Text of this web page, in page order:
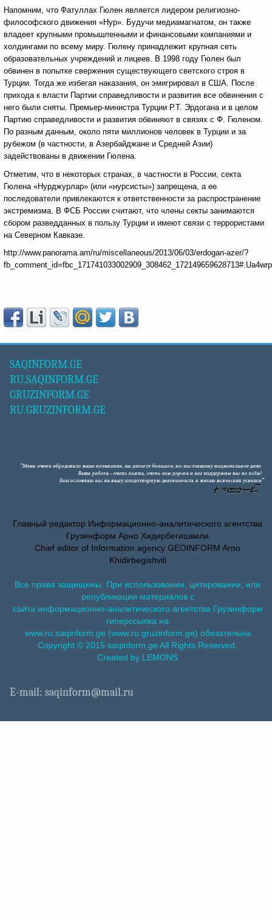
Напомним, что Фатуллах Гюлен является лидером религиозно-
философского движения «Нур». Будучи медиамагнатом, он также
владеет крупными промышленными и финансовыми компаниями и
холдингами по всему миру. Гюлену принадлежит крупная сеть
образовательных учреждений и лицеев. В 1998 году Гюлен был
обвинен в попытке свержения существующего светского строя в
Турции. Тогда же избегая наказания, он эмигрировал в США. После
прихода к власти Партии справедливости и развития все обвинения с
него были сняты. Премьер-министра Турции Р.Т. Эрдогана и в целом
Партию справедливости и развития обвиняют в связях с Ф. Гюленом.
По разным данным, около пяти миллионов человек в Турции и за
рубежом (в частности, в Азербайджане и Средней Азии)
задействованы в движении Гюлена.
Отметим, что в некоторых странах, в частности в России, секта
Гюлена «Нурджурлар» (или «нурсисты») запрещена, а ее
последователи привлекаются к ответственности за распространение
экстремизма. В ФСБ России считают, что члены секты занимаются
сбором разведданных в пользу Турции и имеют связи с террористами
на Северном Кавказе.
http://www.panorama.am/ru/miscellaneous/2013/06/03/erdogan-azer/?
SAQINFORM.GE
RU.SAQINFORM.GE
GRUZINFORM.GE
RU.GRUZINFORM.GE
Главный редактор Информационно-аналитического агентства
Грузинформ Арно Хидирбегишвили
Chief editor of Information agency GEOINFORM Arno
Khidirbegishvili
Все права защищены. При использовании, цитировании, или
републикации материалов с
сайта информационно-аналитического агентства Грузинформ
гиперссылка на
www.ru.saqinform.ge (www.ru.gruzinform.ge) обязательна.
Copyright © 2015 saqinform.ge All Rights Reserved.
Created by LEMONS
E-mail: saqinform@mail.ru